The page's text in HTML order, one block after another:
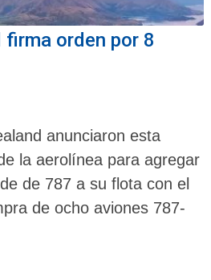
orden por 8
anunciaron esta
la aerolínea para agregar
de 787 a su flota con el
de ocho aviones 787-